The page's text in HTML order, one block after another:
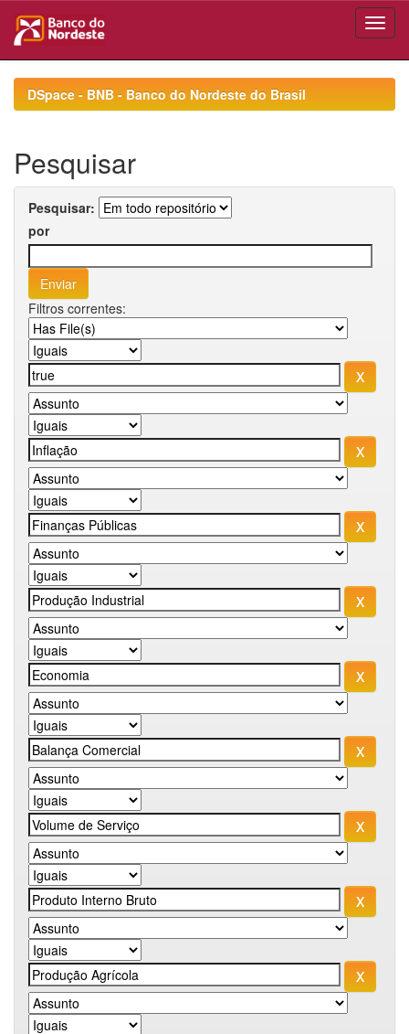
navigationDSpace - BNB - Banco do Nordeste do Brasil
Pesquisar
Pesquisar:
por
Filtros correntes: